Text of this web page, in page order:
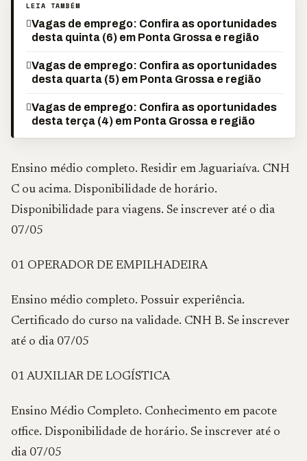
LEIA TAMBÉM
Vagas de emprego: Confira as oportunidades
desta quinta (6) em Ponta Grossa e região
Vagas de emprego: Confira as oportunidades
desta quarta (5) em Ponta Grossa e região
Vagas de emprego: Confira as oportunidades
desta terça (4) em Ponta Grossa e região
Ensino médio completo. Residir em Jaguariaíva. CNH
C ou acima. Disponibilidade de horário.
Disponibilidade para viagens. Se inscrever até o dia
07/05
01 OPERADOR DE EMPILHADEIRA
Ensino médio completo. Possuir experiência.
Certificado do curso na validade. CNH B. Se inscrever
até o dia 07/05
01 AUXILIAR DE LOGÍSTICA
Ensino Médio Completo. Conhecimento em pacote
office. Disponibilidade de horário. Se inscrever até o
dia 07/05